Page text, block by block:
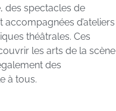
des spectacles de
d’ateliers
théâtrales. Ces
les arts de la scène
des
à tous.